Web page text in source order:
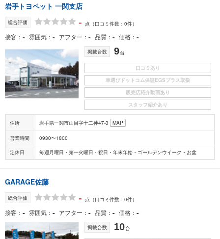
岩手トヨペット 一関支店
総合評価 - 点 （口コミ件数：0件）
接客 - 雰囲気 - アフター - 品質 - 価格 -
掲載台数 9台
口コミあり
車選びドットコム保証EGSプラス取扱
販売店紹介動画あり
スタッフ紹介あり
住所 岩手県一関市山目字十二神47-3 MAP
営業時間 0930〜1800
定休日 毎週月曜日・第一火曜日・祝日・年末年始・ゴールデンウイーク・お盆
GARAGE佐藤
総合評価 - 点 （口コミ件数：0件）
接客 - 雰囲気 - アフター - 品質 - 価格 -
掲載台数 10台